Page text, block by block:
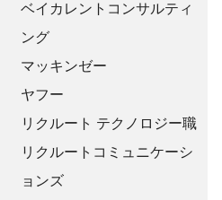
ベイカレントコンサルティ
ング
マッキンゼー
ヤフー
リクルート テクノロジー職
リクルートコミュニケーシ
ョンズ